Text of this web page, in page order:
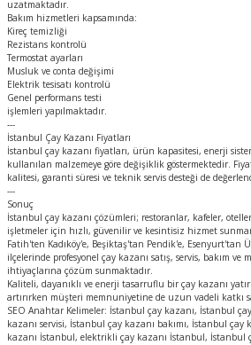
uzatmaktadır.
Bakım hizmetleri kapsamında:
Kireç temizliği
Rezistans kontrolü
Termostat ayarları
Musluk ve conta değişimi
Elektrik tesisatı kontrolü
Genel performans testi
işlemleri yapılmaktadır.
---
İstanbul Çay Kazanı Fiyatları
İstanbul çay kazanı fiyatları, ürün kapasitesi, enerji
kullanılan malzemeye göre değişiklik göstermektedir.
kalitesi, garanti süresi ve teknik servis desteği de
---
Sonuç
İstanbul çay kazanı çözümleri; restoranlar, kafeler,
işletmeler için hızlı, güvenilir ve kesintisiz hizmet
Fatih'ten Kadıköy'e, Beşiktaş'tan Pendik'e,
ilçelerinde profesyonel çay kazanı satış, servis, bakım
ihtiyaçlarına çözüm sunmaktadır.
Kaliteli, dayanıklı ve enerji tasarruflu bir çay kazanı
artırırken müşteri memnuniyetine de uzun vadeli katkı
SEO Anahtar Kelimeler: İstanbul çay kazanı, İstanbul
kazanı servisi, İstanbul çay kazanı bakımı, İstanbul çay
kazanı İstanbul, elektrikli çay kazanı İstanbul, İstanbul